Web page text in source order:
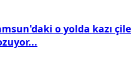
o yolda kazı